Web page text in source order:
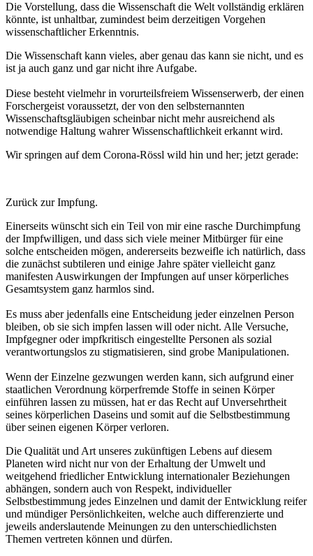
Die Vorstellung, dass die Wissenschaft die Welt vollständig erklären
könnte, ist unhaltbar, zumindest beim derzeitigen Vorgehen
wissenschaftlicher Erkenntnis.
Die Wissenschaft kann vieles, aber genau das kann sie nicht, und es
ist ja auch ganz und gar nicht ihre Aufgabe.
Diese besteht vielmehr in vorurteilsfreiem Wissenserwerb, der einen
Forschergeist voraussetzt, der von den selbsternannten
Wissenschaftsgläubigen scheinbar nicht mehr ausreichend als
notwendige Haltung wahrer Wissenschaftlichkeit erkannt wird.
Wir springen auf dem Corona-Rössl wild hin und her; jetzt gerade:
Zurück zur Impfung.
Einerseits wünscht sich ein Teil von mir eine rasche Durchimpfung
der Impfwilligen, und dass sich viele meiner Mitbürger für eine
solche entscheiden mögen, andererseits bezweifle ich natürlich, dass
die zunächst subtileren und einige Jahre später vielleicht ganz
manifesten Auswirkungen der Impfungen auf unser körperliches
Gesamtsystem ganz harmlos sind.
Es muss aber jedenfalls eine Entscheidung jeder einzelnen Person
bleiben, ob sie sich impfen lassen will oder nicht. Alle Versuche,
Impfgegner oder impfkritisch eingestellte Personen als sozial
verantwortungslos zu stigmatisieren, sind grobe Manipulationen.
Wenn der Einzelne gezwungen werden kann, sich aufgrund einer
staatlichen Verordnung körperfremde Stoffe in seinen Körper
einführen lassen zu müssen, hat er das Recht auf Unversehrtheit
seines körperlichen Daseins und somit auf die Selbstbestimmung
über seinen eigenen Körper verloren.
Die Qualität und Art unseres zukünftigen Lebens auf diesem
Planeten wird nicht nur von der Erhaltung der Umwelt und
weitgehend friedlicher Entwicklung internationaler Beziehungen
abhängen, sondern auch von Respekt, individueller
Selbstbestimmung jedes Einzelnen und damit der Entwicklung reifer
und mündiger Persönlichkeiten, welche auch differenzierte und
jeweils anderslautende Meinungen zu den unterschiedlichsten
Themen vertreten können und dürfen.